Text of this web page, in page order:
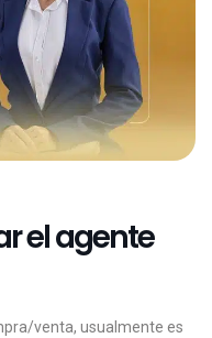
el agente
venta, usualmente es